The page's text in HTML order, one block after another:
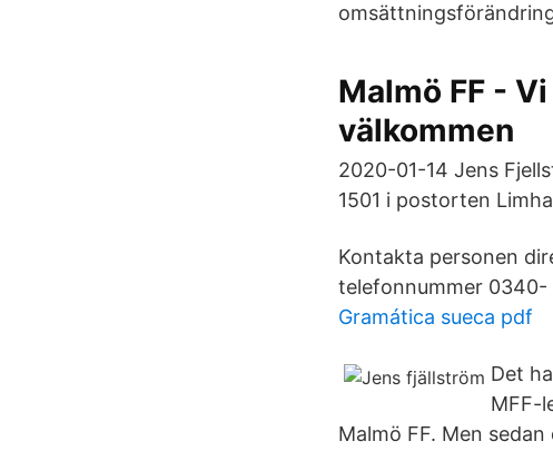
Malmö FF -
välkommen
2020-01-14 Jens
1501 i postorten
Kontakta personen
telefonnummer 0340-
Gramática sueca pdf
Det
MFF-
Malmö FF. Men